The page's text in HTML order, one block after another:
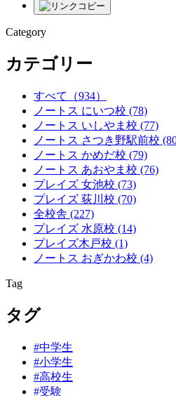
Category
カテゴリー
すべて
（934）
ノートス にいつ校 (78)
ノートス いしやま校 (77)
ノートス さつき野駅前校
ノートス かめだ校 (79)
ノートス あおやま校 (76)
プレイズ 女池校 (73)
プレイズ 荻川校 (70)
全校舎 (227)
プレイズ 水原校 (14)
プレイズ木戸校 (1)
ノートス おぎかわ校 (4)
Tag
タグ
#中学生
#小学生
#高校生
#受験